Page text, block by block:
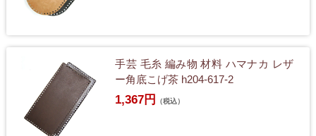
手芸 毛糸 編み物 材料 ハマナカ レザ
ー角底こげ茶 h204-617-2
1,367円 （税込）